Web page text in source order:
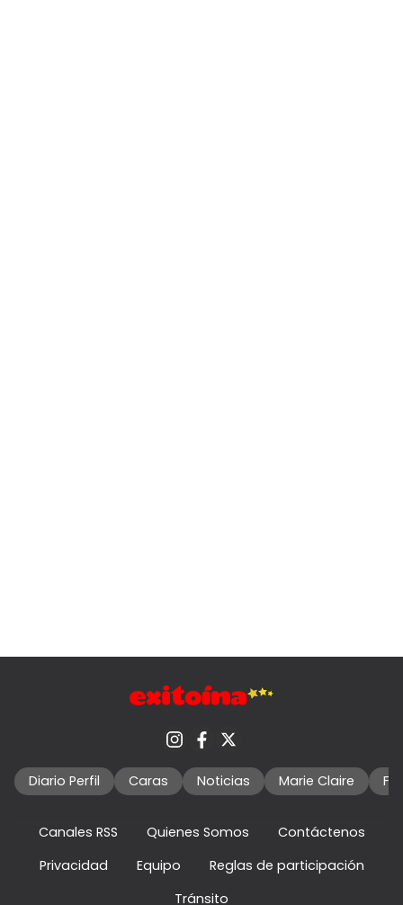
Diario Perfil Caras Noticias Marie Claire
Canales RSS Quienes Somos
Contáctenos
Privacidad
Equipo
Reglas de participación
Tránsito